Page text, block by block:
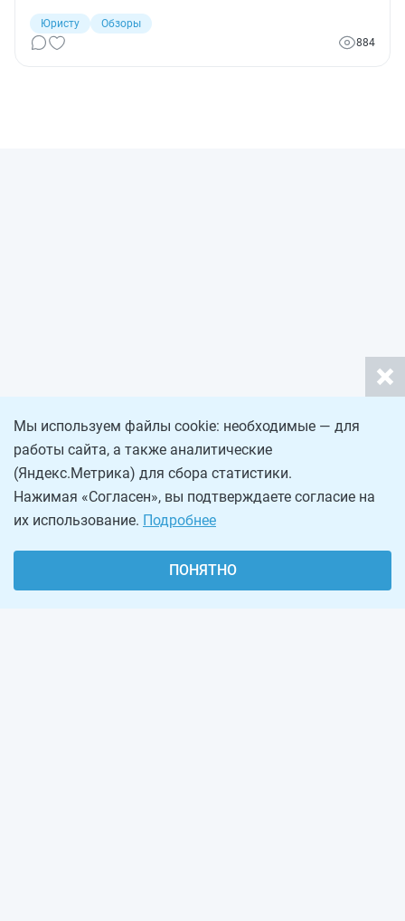
реестры. В документе налоговики рассказали, как
справка 2-НДФЛ может повлиять на ликвидационный
баланс, а также отсутствие какого документа может
Юристу
Обзоры
884
Мы используем файлы cookie: необходимые — для
работы сайта, а также аналитические
(Яндекс.Метрика) для сбора статистики.
Нажимая «Согласен», вы подтверждаете согласие на
их использование. Подробнее
ПОНЯТНО